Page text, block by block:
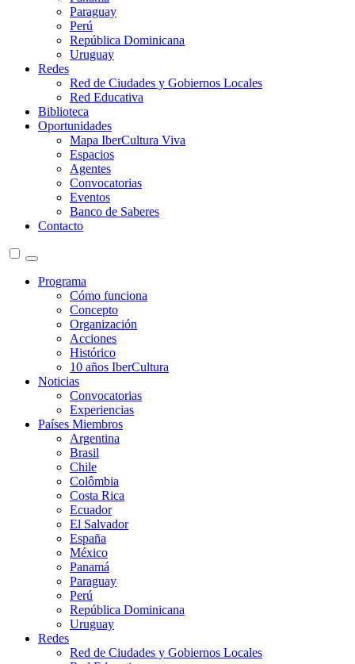
Paraguay
Perú
República Dominicana
Uruguay
Redes
Red de Ciudades y Gobiernos Locales
Red Educativa
Biblioteca
Oportunidades
Mapa IberCultura Viva
Espacios
Agentes
Convocatorias
Eventos
Banco de Saberes
Contacto
Programa
Cómo funciona
Concepto
Organización
Acciones
Histórico
10 años IberCultura
Noticias
Convocatorias
Experiencias
Países Miembros
Argentina
Brasil
Chile
Colômbia
Costa Rica
Ecuador
El Salvador
España
México
Panamá
Paraguay
Perú
República Dominicana
Uruguay
Redes
Red de Ciudades y Gobiernos Locales